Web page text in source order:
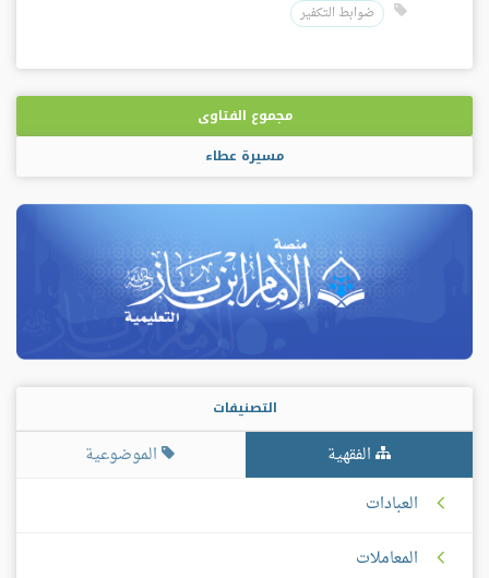
ضوابط التكفير
مجموع الفتاوى
مسيرة عطاء
التصنيفات
الفقهية
الموضوعية
العبادات
المعاملات